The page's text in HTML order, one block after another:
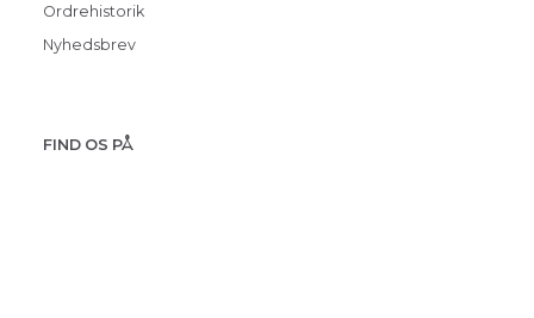
Ordrehistorik
Nyhedsbrev
FIND OS PÅ